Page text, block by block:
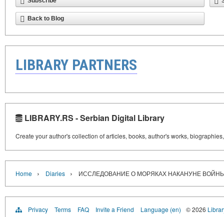
Back to Blog
LIBRARY PARTNERS
LIBRARY.RS - Serbian Digital Library
Create your author's collection of articles, books, author's works,
Home › Diaries › ИССЛЕДОВАНИЕ О МОРЯКАХ НАКАНУНЕ
Privacy Terms FAQ Invite a Friend Language (en) © 2026